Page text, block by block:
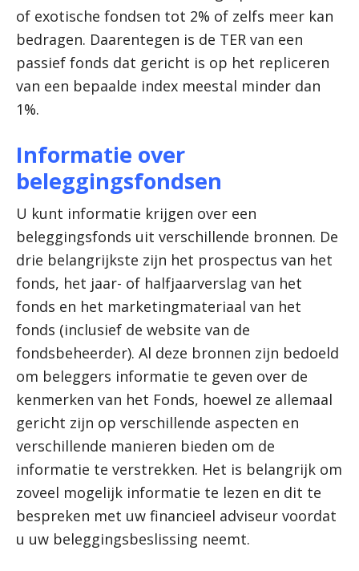
of exotische fondsen tot 2% of zelfs meer kan
bedragen. Daarentegen is de TER van een
passief fonds dat gericht is op het repliceren
van een bepaalde index meestal minder dan
1%.
Informatie over
beleggingsfondsen
U kunt informatie krijgen over een
beleggingsfonds uit verschillende bronnen. De
drie belangrijkste zijn het prospectus van het
fonds, het jaar- of halfjaarverslag van het
fonds en het marketingmateriaal van het
fonds (inclusief de website van de
fondsbeheerder). Al deze bronnen zijn bedoeld
om beleggers informatie te geven over de
kenmerken van het Fonds, hoewel ze allemaal
gericht zijn op verschillende aspecten en
verschillende manieren bieden om de
informatie te verstrekken. Het is belangrijk om
zoveel mogelijk informatie te lezen en dit te
bespreken met uw financieel adviseur voordat
u uw beleggingsbeslissing neemt.